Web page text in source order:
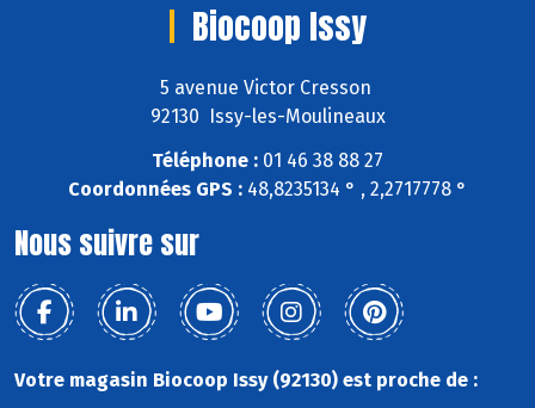
Biocoop Issy
5 avenue Victor Cresson
92130 Issy-les-Moulineaux
Téléphone : 01 46 38 88 27
Coordonnées GPS : 48,8235134 ° , 2,2717778 °
Nous suivre sur
Votre magasin Biocoop Issy (92130) est proche de :